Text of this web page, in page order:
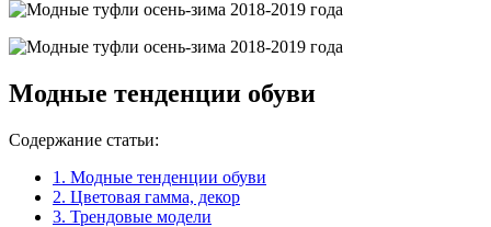
Модные тенденции обуви
Содержание статьи:
1. Модные тенденции обуви
2. Цветовая гамма, декор
3. Трендовые модели